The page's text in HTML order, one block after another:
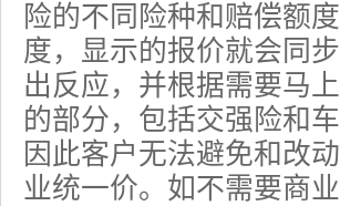
险的不同险种和赔偿额
度，显示的报价就会同
出反应，并根据需要马
的部分，包括交强险和
因此客户无法避免和改
业统一价。如不需要商